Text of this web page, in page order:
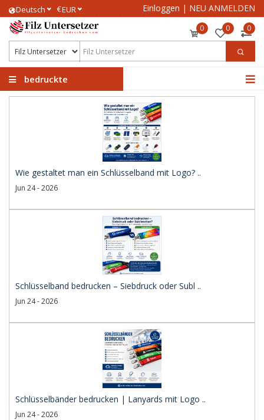
Deutsch €EUR Einloggen | NEU ANMELDEN
0 0 0
bedruckte
Wie gestaltet man ein Schlüsselband mit Logo? ..
Jun 24 - 2026
Schlüsselband bedrucken – Siebdruck oder Subl ..
Jun 24 - 2026
Schlüsselbänder bedrucken | Lanyards mit Logo ..
Jun 24 - 2026